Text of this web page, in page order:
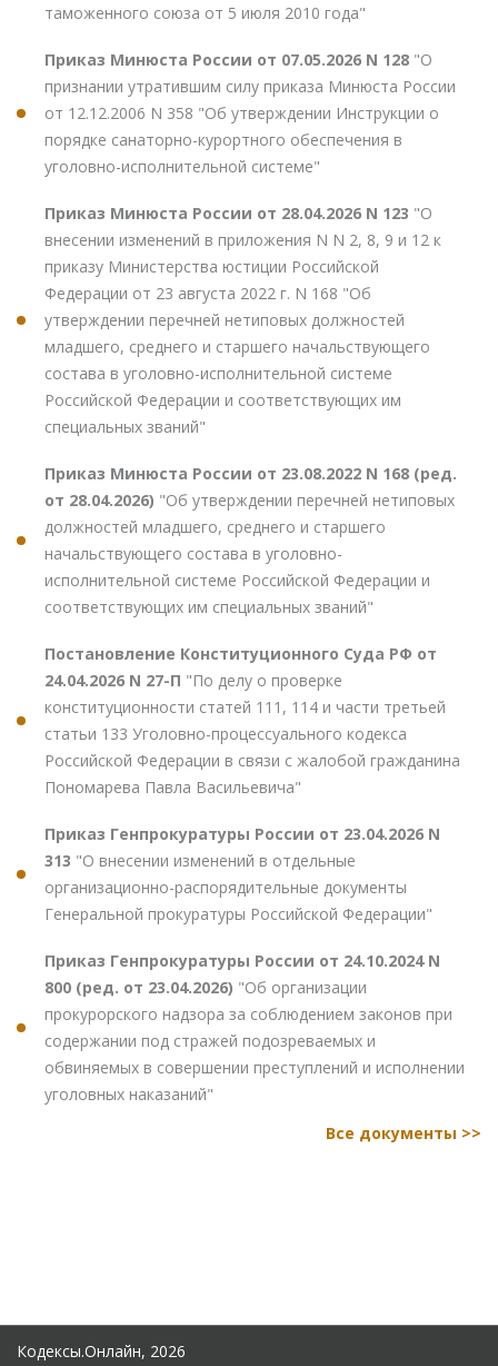
таможенного союза от 5 июля 2010 года"
Приказ Минюста России от 07.05.2026 N 128 "О
признании утратившим силу приказа Минюста России
от 12.12.2006 N 358 "Об утверждении Инструкции о
порядке санаторно-курортного обеспечения в
уголовно-исполнительной системе"
Приказ Минюста России от 28.04.2026 N 123 "О
внесении изменений в приложения N N 2, 8, 9 и 12 к
приказу Министерства юстиции Российской
Федерации от 23 августа 2022 г. N 168 "Об
утверждении перечней нетиповых должностей
младшего, среднего и старшего начальствующего
состава в уголовно-исполнительной системе
Российской Федерации и соответствующих им
специальных званий"
Приказ Минюста России от 23.08.2022 N 168 (ред.
от 28.04.2026) "Об утверждении перечней нетиповых
должностей младшего, среднего и старшего
начальствующего состава в уголовно-
исполнительной системе Российской Федерации и
соответствующих им специальных званий"
Постановление Конституционного Суда РФ от
24.04.2026 N 27-П "По делу о проверке
конституционности статей 111, 114 и части третьей
статьи 133 Уголовно-процессуального кодекса
Российской Федерации в связи с жалобой гражданина
Пономарева Павла Васильевича"
Приказ Генпрокуратуры России от 23.04.2026 N
313 "О внесении изменений в отдельные
организационно-распорядительные документы
Генеральной прокуратуры Российской Федерации"
Приказ Генпрокуратуры России от 24.10.2024 N
800 (ред. от 23.04.2026) "Об организации
прокурорского надзора за соблюдением законов при
содержании под стражей подозреваемых и
обвиняемых в совершении преступлений и исполнении
уголовных наказаний"
Все документы >>
Кодексы.Онлайн, 2026